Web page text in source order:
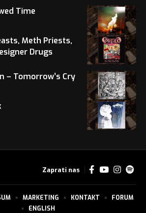
Time
Meth Priests,
Drugs
– Tomorrow’s Cry
Zaprati nas
MARKETING KONTAKT
FORUM
ENGLISH